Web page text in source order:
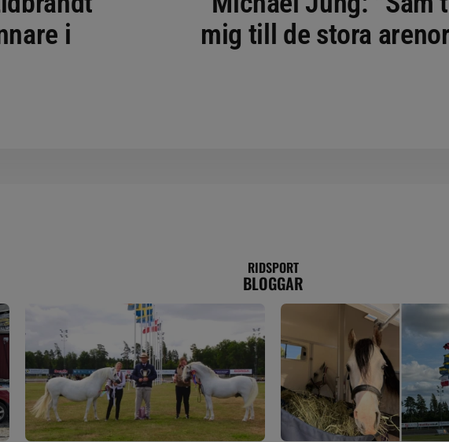
i
mig till de stora
RIDSPORT
BLOGGAR